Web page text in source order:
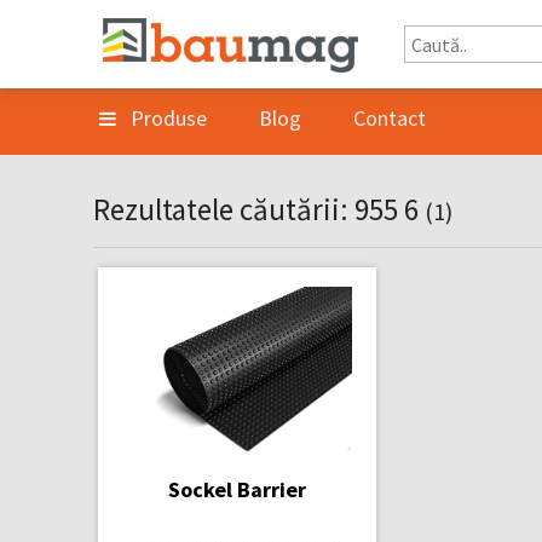
Produse Blog Contact
Rezultatele căutării: 955 6 (1)
Sockel Barrier